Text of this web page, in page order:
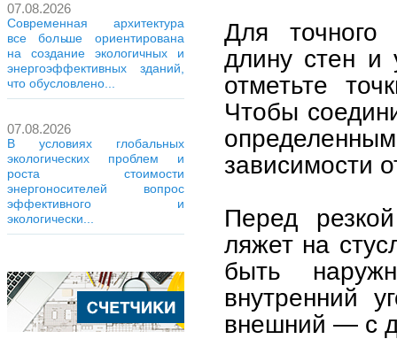
07.08.2026
Современная архитектура
все больше ориентирована
на создание экологичных и
энергоэффективных зданий,
что обусловлено...
07.08.2026
В условиях глобальных
экологических проблем и
роста стоимости
энергоносителей вопрос
эффективного и
экологически...
Для точного
длину стен и
отметьте
Чтобы
зависимости
Перед
ляжет на
быть
внутренний
внешний — с